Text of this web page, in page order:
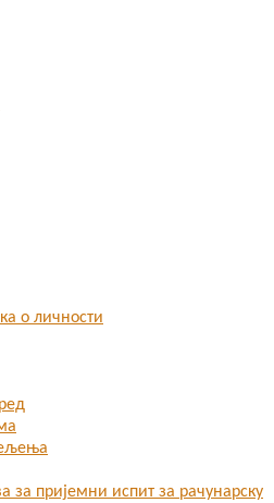
о личности
за пријемни испит за рачунарску